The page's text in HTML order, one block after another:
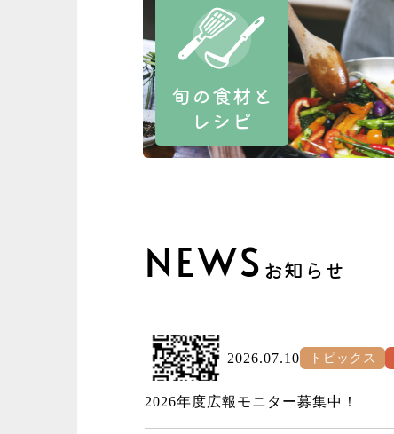
旬の食材と
レシピ
NEWS お知らせ
2026.07.10 トピックス
2026年度広報モニター募集中！